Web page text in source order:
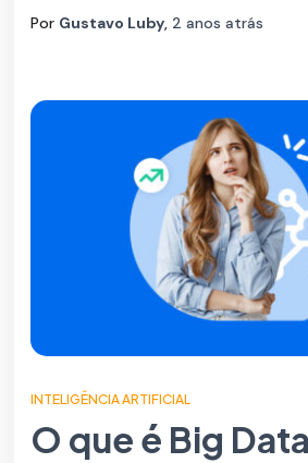
Por Gustavo Luby, 2 anos atrás
INTELIGÊNCIA ARTIFICIAL
O que é Big Data